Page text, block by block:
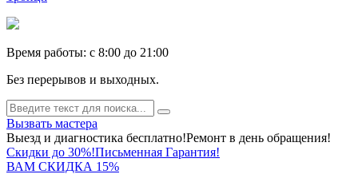
Время работы: c 8:00 до 21:00
Без перерывов и выходных.
Вызвать мастера
Выезд и диагностика бесплатно!Ремонт в день обращения!
Скидки до 30%!Письменная Гарантия!
ВАМ СКИДКА 15%